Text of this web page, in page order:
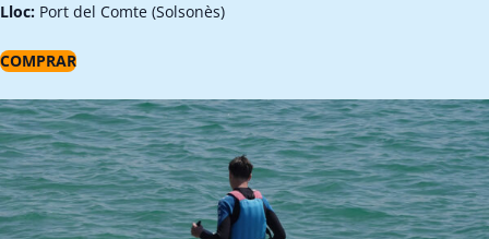
Lloc: Port del Comte (Solsonès)
COMPRAR